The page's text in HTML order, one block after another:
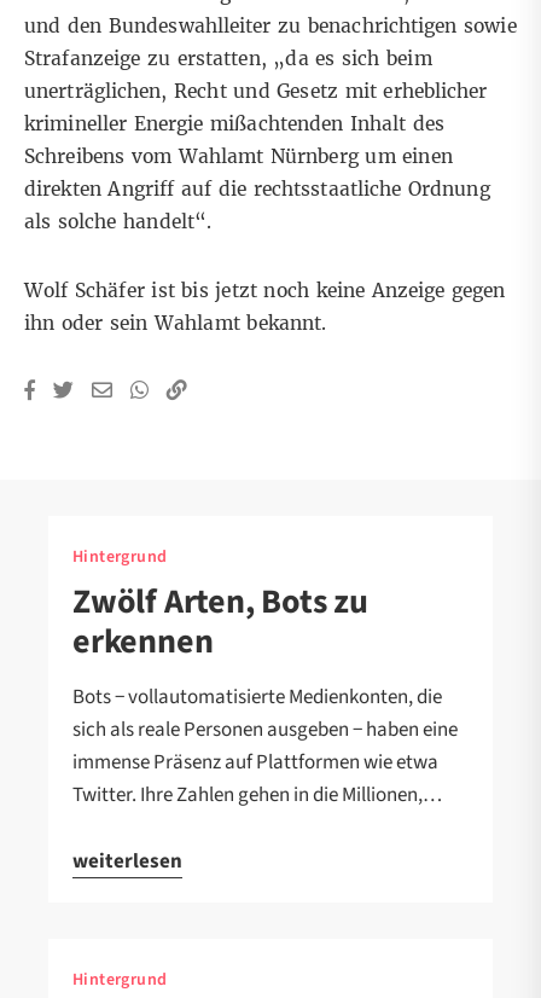
und den Bundeswahlleiter zu benachrichtigen sowie
Strafanzeige zu erstatten, „da es sich beim
unerträglichen, Recht und Gesetz mit erheblicher
krimineller Energie mißachtenden Inhalt des
Schreibens vom Wahlamt Nürnberg um einen
direkten Angriff auf die rechtsstaatliche Ordnung
als solche handelt“.
Wolf Schäfer ist bis jetzt noch keine Anzeige gegen
ihn oder sein Wahlamt bekannt.
Hintergrund
Zwölf Arten, Bots zu
erkennen
Bots − vollautomatisierte Medienkonten, die
sich als reale Personen ausgeben − haben eine
immense Präsenz auf Plattformen wie etwa
Twitter. Ihre Zahlen gehen in die Millionen,…
weiterlesen
Hintergrund